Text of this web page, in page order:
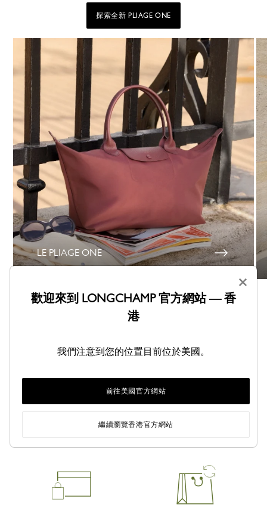
探索全新 PLIAGE ONE
LE PLIAGE ONE
新品
×
歡迎來到 LONGCHAMP 官方網站 — 香
港
我們注意到您的位置目前位於美國。
前往美國官方網站
繼續瀏覽香港官方網站